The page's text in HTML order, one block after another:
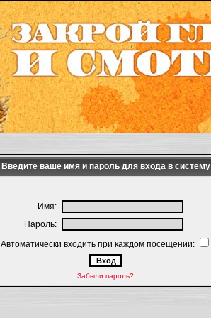
Введите ваше имя и пароль для входа в систему
Имя:
Пароль:
Автоматически входить при каждом посещении:
Забыли пароль?